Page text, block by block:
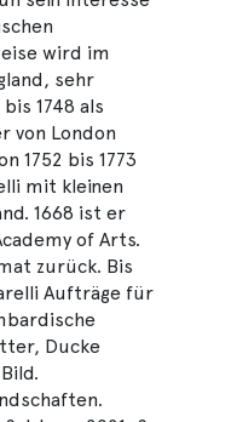
wird im
sehr
1748 als
von London
1752 bis 1773
mit kleinen
1668 ist er
of Arts.
zurück. Bis
Aufträge für
Ducke